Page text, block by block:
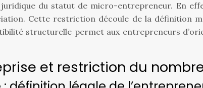
du statut de micro-entrepreneur. En
Cette restriction découle de la définition
structurelle permet aux entrepreneurs
et restriction du